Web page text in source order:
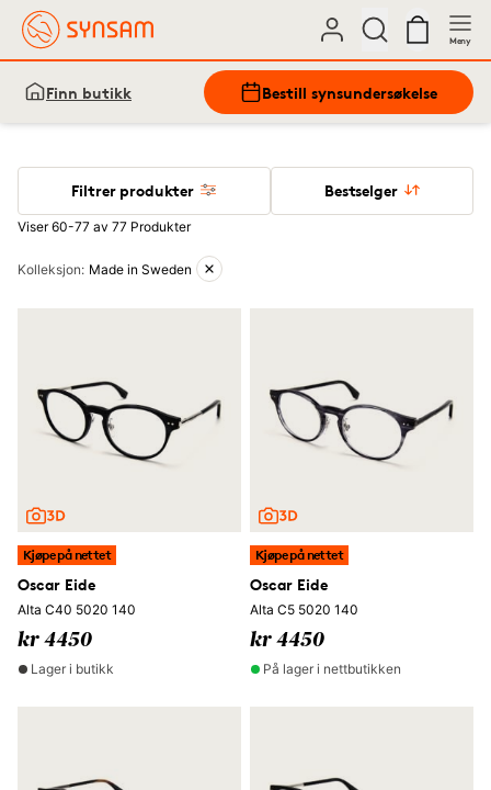
Meny
Finn butikk Bestill synsundersøkelse
Filtrer produkter Bestselger
Viser 60-77 av 77 Produkter
Aktive filtre
Kolleksjon: Made in Sweden
Kjøpe på nettet
Oscar Eide
Alta C40 5020 140
kr 4450
Lager i butikk
Kjøpe på nettet
Oscar Eide
Alta C5 5020 140
kr 4450
På lager i nettbutikken